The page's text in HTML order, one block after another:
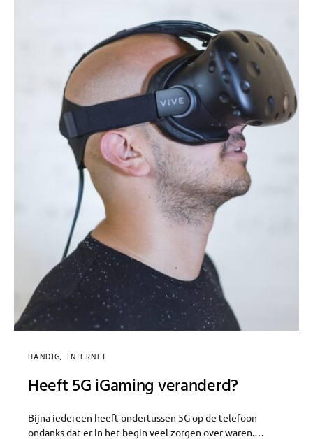
HANDIG INTERNET
Heeft 5G iGaming veranderd?
Bijna iedereen heeft ondertussen 5G op de telefoon
ondanks dat er in het begin veel zorgen over waren.…